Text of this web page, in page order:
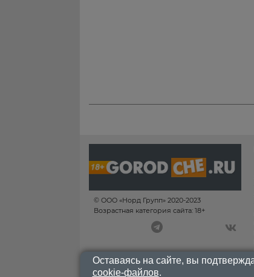
© ООО «Норд Групп» 2020-2023
Возрастная категория сайта: 18+
Оставаясь на сайте, вы
cookie-файлов.